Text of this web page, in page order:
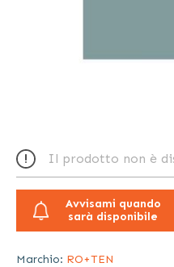
Il prodotto non è
Avvisami quando
sarà disponibile
all'inizio
della
immagini
Marchio: RO+TEN